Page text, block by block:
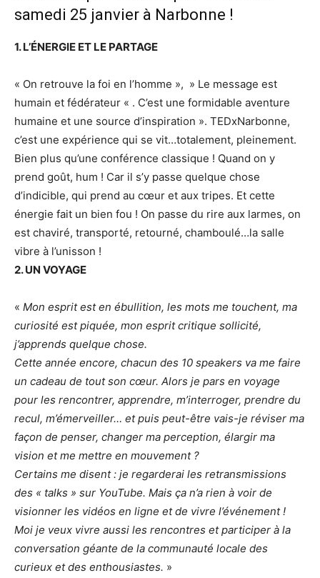
samedi 25 janvier à Narbonne !
1. L’ÉNERGIE ET LE PARTAGE
« On retrouve la foi en l’homme », » Le message est
humain et fédérateur « . C’est une formidable aventure
humaine et une source d’inspiration ». TEDxNarbonne,
c’est une expérience qui se vit…totalement, pleinement.
Bien plus qu’une conférence classique ! Quand on y
prend goût, hum ! Car il s’y passe quelque chose
d’indicible, qui prend au cœur et aux tripes. Et cette
énergie fait un bien fou ! On passe du rire aux larmes, on
est chaviré, transporté, retourné, chamboulé…la salle
vibre à l’unisson !
2. UN VOYAGE
« Mon esprit est en ébullition, les mots me touchent, ma
curiosité est piquée, mon esprit critique sollicité,
j’apprends quelque chose.
Cette année encore, chacun des 10 speakers va me faire
un cadeau de tout son cœur. Alors je pars en voyage
pour les rencontrer, apprendre, m’interroger, prendre du
recul, m’émerveiller… et puis peut-être vais-je réviser ma
façon de penser, changer ma perception, élargir ma
vision et me mettre en mouvement ?
Certains me disent : je regarderai les retransmissions
des « talks » sur YouTube. Mais ça n’a rien à voir de
visionner les vidéos en ligne et de vivre l’événement !
Moi je veux vivre aussi les rencontres et participer à la
conversation géante de la communauté locale des
curieux et des enthousiastes. »